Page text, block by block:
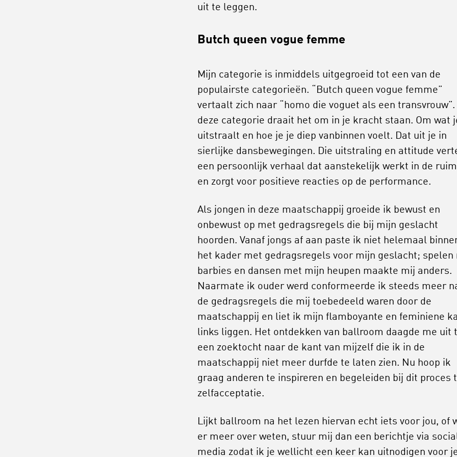
uit te leggen.
Butch queen vogue femme
Mijn categorie is inmiddels uitgegroeid tot een van de
populairste categorieën. “Butch queen vogue femme”
vertaalt zich naar “homo die voguet als een transvrouw”.
deze categorie draait het om in je kracht staan. Om wat
uitstraalt en hoe je je diep vanbinnen voelt. Dat uit je in
sierlijke dansbewegingen. Die uitstraling en attitude
een persoonlijk verhaal dat aanstekelijk werkt in de
en zorgt voor positieve reacties op de performance.
Als jongen in deze maatschappij groeide ik bewust en
onbewust op met gedragsregels die bij mijn geslacht
hoorden. Vanaf jongs af aan paste ik niet helemaal
het kader met gedragsregels voor mijn geslacht; spelen
barbies en dansen met mijn heupen maakte mij anders.
Naarmate ik ouder werd conformeerde ik steeds meer
de gedragsregels die mij toebedeeld waren door de
maatschappij en liet ik mijn flamboyante en feminiene
links liggen. Het ontdekken van ballroom daagde me uit
een zoektocht naar de kant van mijzelf die ik in de
maatschappij niet meer durfde te laten zien. Nu hoop ik
graag anderen te inspireren en begeleiden bij dit proces
zelfacceptatie.
Lijkt ballroom na het lezen hiervan echt iets voor jou, of
er meer over weten, stuur mij dan een berichtje via
media zodat ik je wellicht een keer kan uitnodigen voor